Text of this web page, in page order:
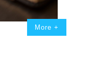
More +